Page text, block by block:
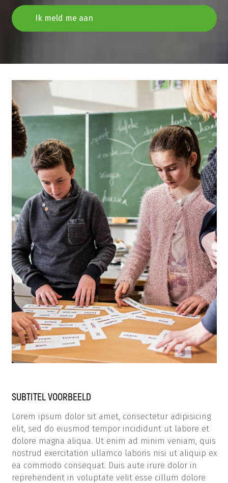
Ik meld me aan
SUBTITEL VOORBEELD
Lorem ipsum dolor sit amet, consectetur adipisicing
elit, sed do eiusmod tempor incididunt ut labore et
dolore magna aliqua. Ut enim ad minim veniam, quis
nostrud exercitation ullamco laboris nisi ut aliquip ex
ea commodo consequat. Duis aute irure dolor in
reprehenderit in voluptate velit esse cillum dolore